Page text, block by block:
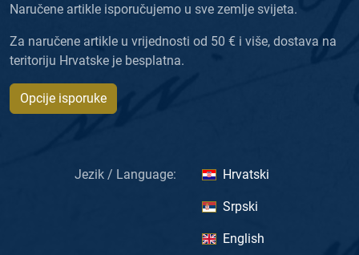
Naručene artikle isporučujemo u sve zemlje svijeta.
Za naručene artikle u vrijednosti od 50 € i više, dostava na
teritoriju Hrvatske je besplatna.
Opcije isporuke
Jezik / Language: Hrvatski
Srpski
English